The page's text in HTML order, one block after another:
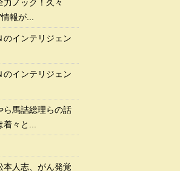
力ノック！久々
報が...
のインテリジェン
のインテリジェン
ら馬詰総理らの話
々と...
本人志、がん発覚